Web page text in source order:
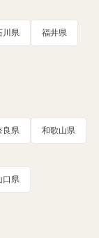
川県 福井県
良県 和歌山県
口県